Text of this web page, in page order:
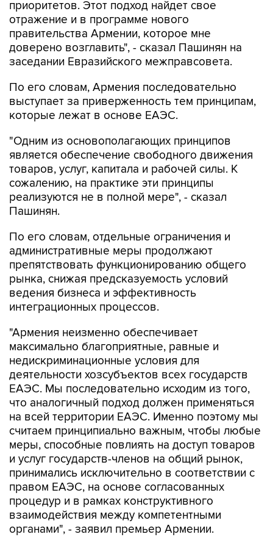
приоритетов. Этот подход найдет свое
отражение и в программе нового
правительства Армении, которое мне
доверено возглавить", - сказал Пашинян на
заседании Евразийского межправсовета.
По его словам, Армения последовательно
выступает за приверженность тем принципам,
которые лежат в основе ЕАЭС.
"Одним из основополагающих принципов
является обеспечение свободного движения
товаров, услуг, капитала и рабочей силы. К
сожалению, на практике эти принципы
реализуются не в полной мере", - сказал
Пашинян.
По его словам, отдельные ограничения и
административные меры продолжают
препятствовать функционированию общего
рынка, снижая предсказуемость условий
ведения бизнеса и эффективность
интеграционных процессов.
"Армения неизменно обеспечивает
максимально благоприятные, равные и
недискриминационные условия для
деятельности хозсубъектов всех государств
ЕАЭС. Мы последовательно исходим из того,
что аналогичный подход должен применяться
на всей территории ЕАЭС. Именно поэтому мы
считаем принципиально важным, чтобы любые
меры, способные повлиять на доступ товаров
и услуг государств-членов на общий рынок,
принимались исключительно в соответствии с
правом ЕАЭС, на основе согласованных
процедур и в рамках конструктивного
взаимодействия между компетентными
органами", - заявил премьер Армении.